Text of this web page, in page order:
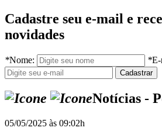
Cadastre seu e-mail e
novidades
*Nome: *
Notícias -
05/05/2025 às 09:02h